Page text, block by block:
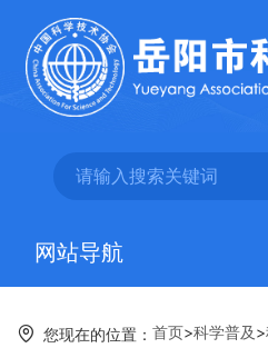
网站导航
您现在的位置： 首页>科学普及>